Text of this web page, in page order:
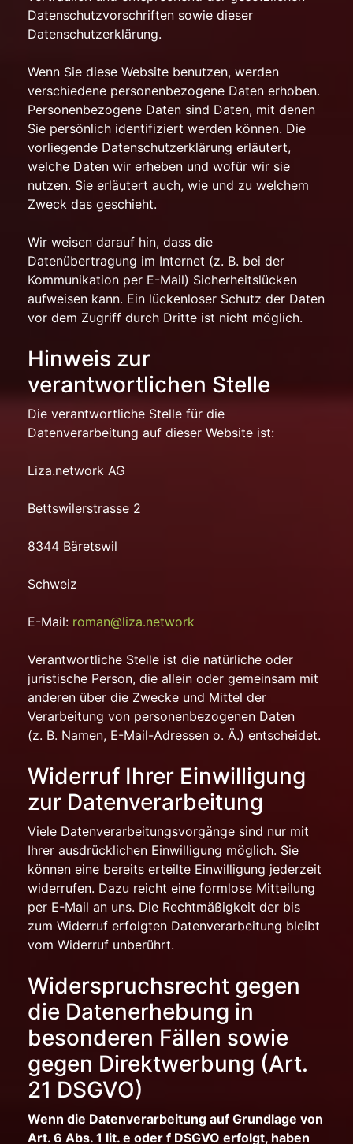
Datenschutzvorschriften sowie dieser
Datenschutzerklärung.
Wenn Sie diese Website benutzen, werden
verschiedene personenbezogene Daten erhoben.
Personenbezogene Daten sind Daten, mit denen
Sie persönlich identifiziert werden können. Die
vorliegende Datenschutzerklärung erläutert,
welche Daten wir erheben und wofür wir sie
nutzen. Sie erläutert auch, wie und zu welchem
Zweck das geschieht.
Wir weisen darauf hin, dass die
Datenübertragung im Internet (z. B. bei der
Kommunikation per E-Mail) Sicherheitslücken
aufweisen kann. Ein lückenloser Schutz der Daten
vor dem Zugriff durch Dritte ist nicht möglich.
Hinweis zur
verantwortlichen Stelle
Die verantwortliche Stelle für die
Datenverarbeitung auf dieser Website ist:
Liza.network AG
Bettswilerstrasse 2
8344 Bäretswil
Schweiz
E-Mail: roman@liza.network
Verantwortliche Stelle ist die natürliche oder
juristische Person, die allein oder gemeinsam mit
anderen über die Zwecke und Mittel der
Verarbeitung von personenbezogenen Daten
(z. B. Namen, E-Mail-Adressen o. Ä.) entscheidet.
Widerruf Ihrer Einwilligung
zur Datenverarbeitung
Viele Datenverarbeitungsvorgänge sind nur mit
Ihrer ausdrücklichen Einwilligung möglich. Sie
können eine bereits erteilte Einwilligung jederzeit
widerrufen. Dazu reicht eine formlose Mitteilung
per E-Mail an uns. Die Rechtmäßigkeit der bis
zum Widerruf erfolgten Datenverarbeitung bleibt
vom Widerruf unberührt.
Widerspruchsrecht gegen
die Datenerhebung in
besonderen Fällen sowie
gegen Direktwerbung (Art.
21 DSGVO)
Wenn die Datenverarbeitung auf Grundlage von
Art. 6 Abs. 1 lit. e oder f DSGVO erfolgt, haben